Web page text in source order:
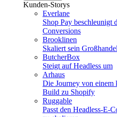
Kunden-Storys
Everlane
Shop Pay beschleunigt
Conversions
Brooklinen
Skaliert sein
ButcherBox
Steigt auf Headless um
Arhaus
Die Journey von einem
Build zu Shopify
Ruggable
Passt den Headless-E-